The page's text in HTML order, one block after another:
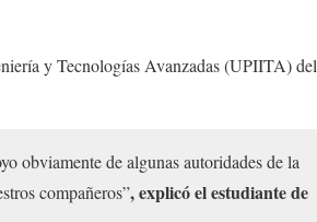
y Tecnologías Avanzadas (UPIITA) del
obviamente de algunas autoridades de la
compañeros”, explicó el estudiante de